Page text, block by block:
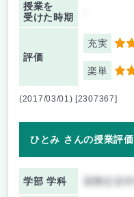
授業を
受けた時期
評価
充実 5
楽単 4
(2017/03/01) [2307367]
ひとみ さんの授業評価
学部 学科